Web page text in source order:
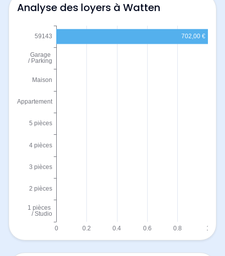
Analyse des loyers à Watten